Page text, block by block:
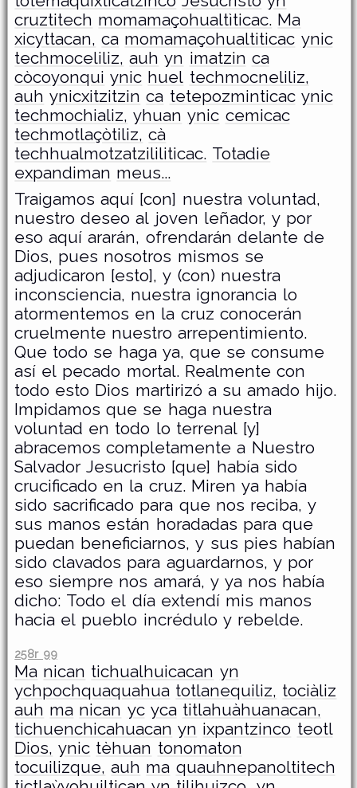
cruztitech momamaçohualtìticac. Ma
xicyttacan, ca momamaçohualtiticac ynic
techmoceliliz, auh yn imatzin ca
còcoyonqui ynic huel techmocneliliz,
auh ynicxitzitzin ca tetepozminticac ynic
techmochializ, yhuan ynic cemicac
techmotlaçòtiliz, cà
techhualmotzatzililiticac. Totadie
expandiman meus...
Traigamos aquí [con] nuestra voluntad,
nuestro deseo al joven leñador, y por
eso aquí ararán, ofrendarán delante de
Dios, pues nosotros mismos se
adjudicaron [esto], y (con) nuestra
inconsciencia, nuestra ignorancia lo
atormentemos en la cruz conocerán
cruelmente nuestro arrepentimiento.
Que todo se haga ya, que se consume
así el pecado mortal. Realmente con
todo esto Dios martirizó a su amado hijo.
Impidamos que se haga nuestra
voluntad en todo lo terrenal [y]
abracemos completamente a Nuestro
Salvador Jesucristo [que] había sido
crucificado en la cruz. Miren ya había
sido sacrificado para que nos reciba, y
sus manos están horadadas para que
puedan beneficiarnos, y sus pies habían
sido clavados para aguardarnos, y por
eso siempre nos amará, y ya nos había
dicho: Todo el día extendí mis manos
hacia el pueblo incrédulo y rebelde.
258r 99
Ma nican tichualhuicacan yn
ychpochquaquahua totlanequiliz, tociàliz
auh ma nican yc yca titlahuàhuanacan,
tichuenchicahuacan yn ixpantzinco teotl
Dios, ynic tèhuan tonomaton
tocuilizque, auh ma quauhnepanoltitech